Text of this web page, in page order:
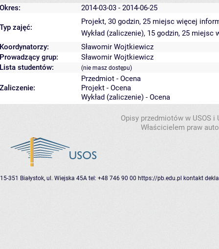
Okres: 2014-03-03 - 2014-06-25
Typ zajęć:
Projekt, 30 godzin, 25 miejsc więcej
Wykład (zaliczenie), 15 godzin, 25 miejsc
Koordynatorzy:
Sławomir Wojtkiewicz
Prowadzący grup:
Sławomir Wojtkiewicz
Lista studentów:
(nie masz dostępu)
Zaliczenie:
Przedmiot - Ocena
Projekt - Ocena
Wykład (zaliczenie) - Ocena
Opisy przedmiotów w USOS
Właścicielem praw
15-351 Białystok, ul. Wiejska 45A tel: +48 746 90 00 https://pb.edu.pl kontakt